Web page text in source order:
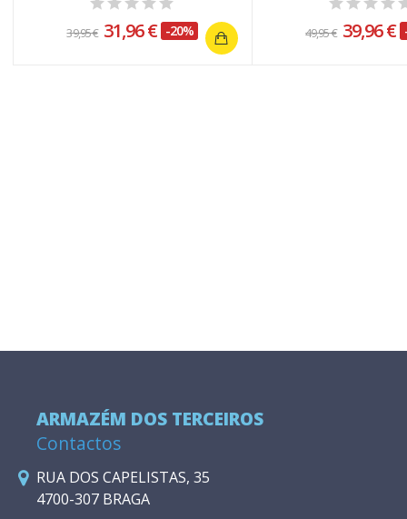
39,95 € 31,96 € -20% 49,95 € 39,96 €
ARMAZÉM DOS TERCEIROS
Contactos
RUA DOS CAPELISTAS, 35
4700-307 BRAGA